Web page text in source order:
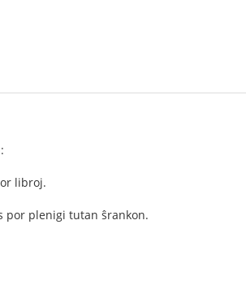
libroj.
por plenigi tutan ŝrankon.